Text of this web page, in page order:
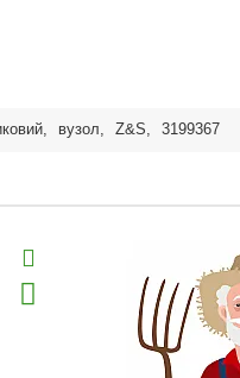
, вузол, Z&S, 3199367